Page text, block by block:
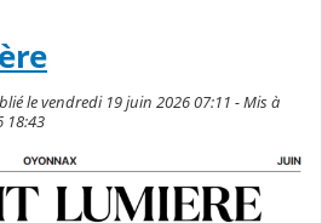
le vendredi 19 juin 2026 07:11 - Mis à
18:43